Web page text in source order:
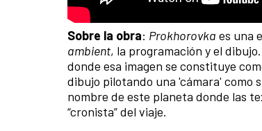
Sobre la obra: Prokhorovka es una
ambient, la programación y el
donde esa imagen se constituye
dibujo pilotando una 'cámara' como
nombre de este planeta donde las
“cronista” del viaje.